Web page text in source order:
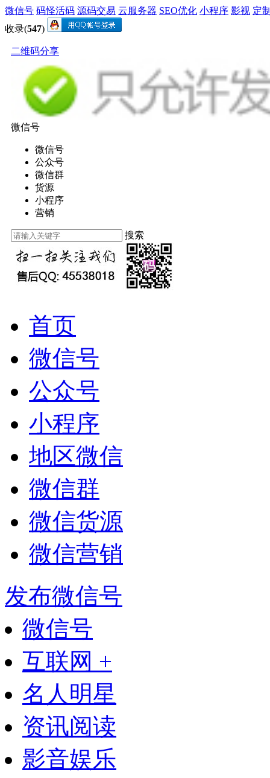
微信号 码怪活码 源码交易 云服务器 SEO优化 小程序 影视 定
收录(547)
二维码分享
微信号
微信号
公众号
微信群
货源
小程序
营销
搜索
首页
微信号
公众号
小程序
地区微信
微信群
微信货源
微信营销
发布微信号
微信号
互联网 +
名人明星
资讯阅读
影音娱乐